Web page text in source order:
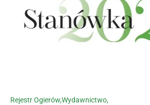
Rejestr OgierówWydawnictwo